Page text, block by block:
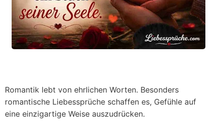
Romantik lebt von ehrlichen Worten. Besonders
romantische Liebessprüche schaffen es, Gefühle auf
eine einzigartige Weise auszudrücken.